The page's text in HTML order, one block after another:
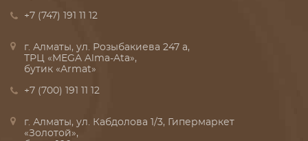
+7 (747) 191 11 12
г. Алматы, ул. Розыбакиева 247 а,
ТРЦ «MEGA Alma-Ata»,
бутик «Armat»
+7 (700) 191 11 12
г. Алматы, ул. Кабдолова 1/3, Гипермаркет
«Золотой»,